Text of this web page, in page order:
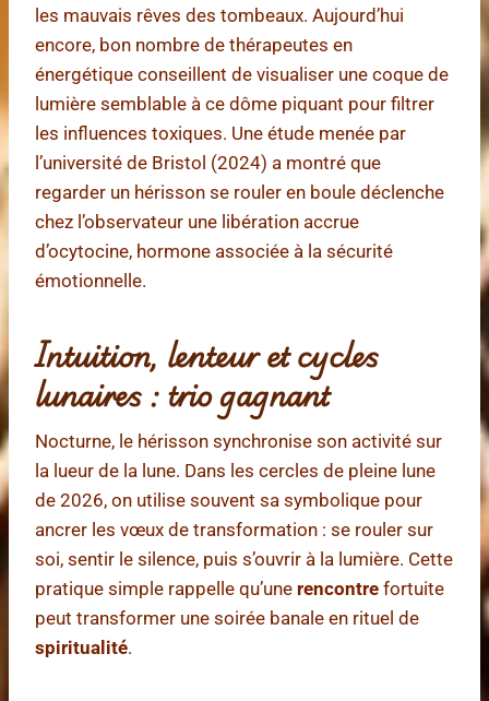
les mauvais rêves des tombeaux. Aujourd’hui
encore, bon nombre de thérapeutes en
énergétique conseillent de visualiser une coque de
lumière semblable à ce dôme piquant pour filtrer
les influences toxiques. Une étude menée par
l’université de Bristol (2024) a montré que
regarder un hérisson se rouler en boule déclenche
chez l’observateur une libération accrue
d’ocytocine, hormone associée à la sécurité
émotionnelle.
Intuition, lenteur et cycles
lunaires : trio gagnant
Nocturne, le hérisson synchronise son activité sur
la lueur de la lune. Dans les cercles de pleine lune
de 2026, on utilise souvent sa symbolique pour
ancrer les vœux de transformation : se rouler sur
soi, sentir le silence, puis s’ouvrir à la lumière. Cette
pratique simple rappelle qu’une rencontre fortuite
peut transformer une soirée banale en rituel de
spiritualité.